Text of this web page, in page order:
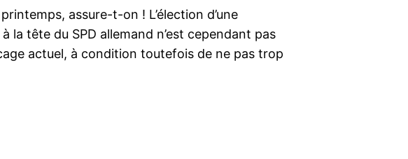
assure-t-on ! L’élection d’une
la tête du SPD allemand n’est cependant pas
actuel, à condition toutefois de ne pas trop